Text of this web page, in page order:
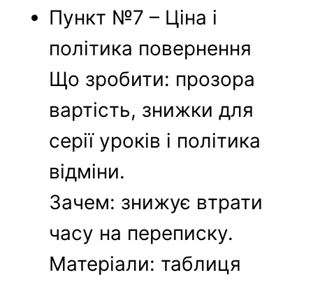
Пункт №7 – Ціна і
політика повернення
Що зробити: прозора
вартість, знижки для
серії уроків і політика
відміни.
Зачем: знижує втрати
часу на переписку.
Матеріали: таблиця